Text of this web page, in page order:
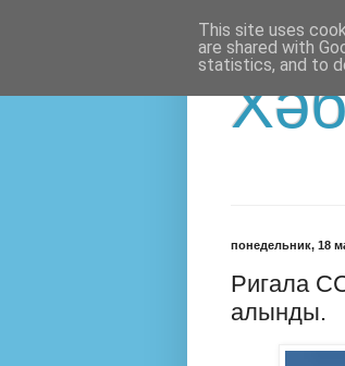
понедельник, 18
Ригала
алынды.
This site uses
are shared with
statistics, and to